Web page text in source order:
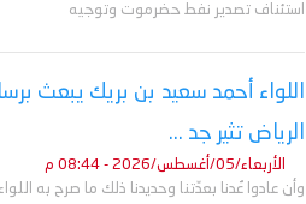
استئناف تصدير نفط حضرموت وتوجيه
اللواء أحمد سعيد بن بريك يبعث
الرياض تثير جد ...
الأربعاء/05/أغسطس/2026 - 08:44 م
وأن عادوا عُدنا بعدّتنا وحديدنا ذلك ما صرح به